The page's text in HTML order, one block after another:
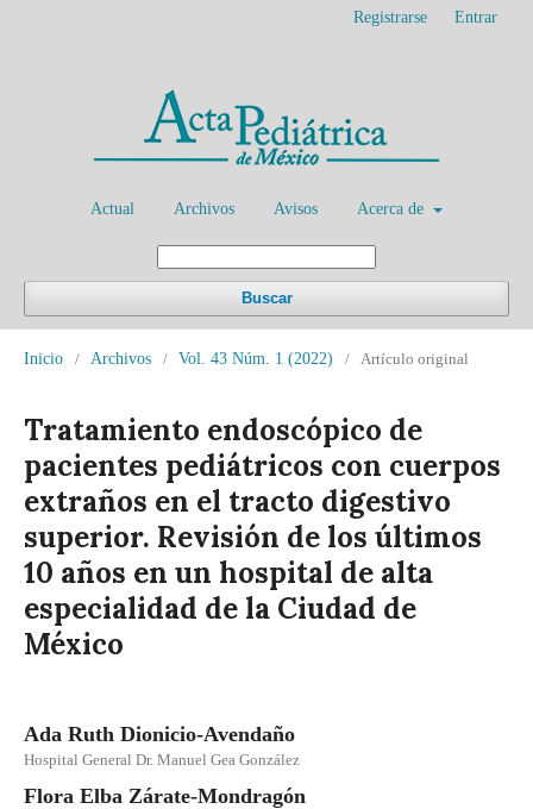
Actual Archivos Avisos Acerca de
Buscar
Registrarse Entrar
Inicio / Archivos / Vol. 43 Núm. 1 (2022) / Artículo original
Tratamiento endoscópico de
pacientes pediátricos con cuerpos
extraños en el tracto digestivo
superior. Revisión de los últimos
10 años en un hospital de alta
especialidad de la Ciudad de
México
Ada Ruth Dionicio-Avendaño
Hospital General Dr. Manuel Gea González
Flora Elba Zárate-Mondragón